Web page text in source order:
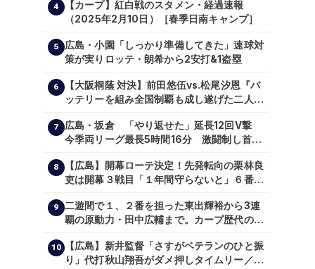
4
【カープ】紅白戦のスタメン・経過速報
（2025年2月10日）［春季日南キャンプ］
5
広島・小園「しっかり準備してきた」速球対
策が実りロッテ・朗希から2安打&1盗塁
6
【大阪桐蔭 対決】前田悠伍vs.松尾汐恩『バ
ッテリーを組み全国制覇も成し遂げた二人
7
広島・坂倉 「やり返せた」延長12回V撃
今季両リーグ最長5時間16分 激闘制し首位
8
【広島】開幕ローテ決定！先発転向の栗林良
吏は開幕３戦目「１年間守らないと」６番手
9
二遊間で１、２番を担った東出輝裕から3連
覇の原動力・田中広輔まで。カープ歴代のシ
10
【広島】新井監督「さすがベテランのひと振
り」代打秋山翔吾がダメ押しタイムリー／一